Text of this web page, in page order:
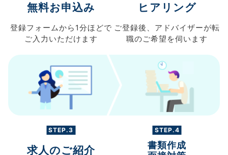
無料お申込み
登録フォームから 1分ほどで
ご入力 いただけます
ヒアリング
ご登録後、 アドバイザーが転
職のご希望を伺います
STEP.3
求人のご紹介
STEP.4
書類作成